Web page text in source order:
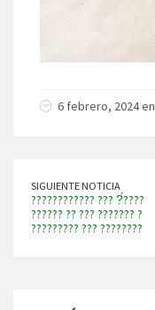
6 febrero, 2024 en
SIGUIENTE NOTICIA
???????????? ??? ?́????
?????? ?? ??? ??????? ?
????????? ??? ????????